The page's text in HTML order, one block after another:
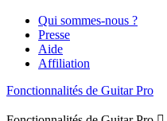
Qui sommes-nous ?
Presse
Aide
Affiliation
Fonctionnalités de Guitar Pro